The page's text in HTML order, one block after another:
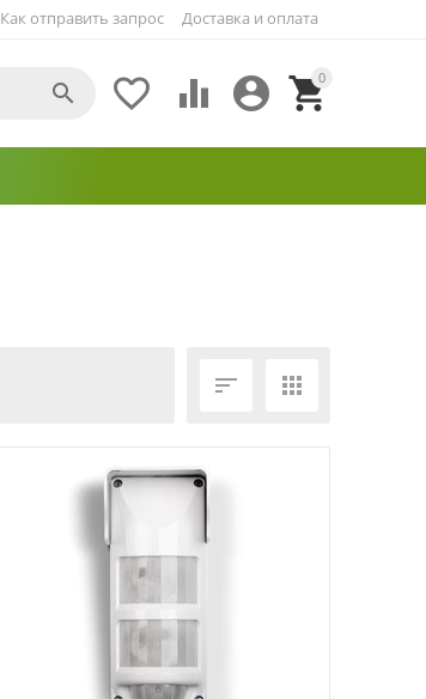
Как отправить запрос Доставка и оплата
0


 

 